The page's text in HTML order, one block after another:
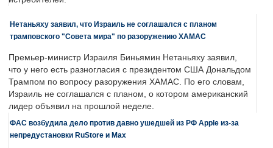
Нетаньяху заявил, что Израиль не соглашался с планом
трамповского "Совета мира" по разоружению ХАМАС
Премьер-министр Израиля Биньямин Нетаньяху заявил,
что у него есть разногласия с президентом США Дональдом
Трампом по вопросу разоружения ХАМАС. По его словам,
Израиль не соглашался с планом, о котором американский
лидер объявил на прошлой неделе.
ФАС возбудила дело против давно ушедшей из РФ Apple из-за
непредустановки RuStore и Max